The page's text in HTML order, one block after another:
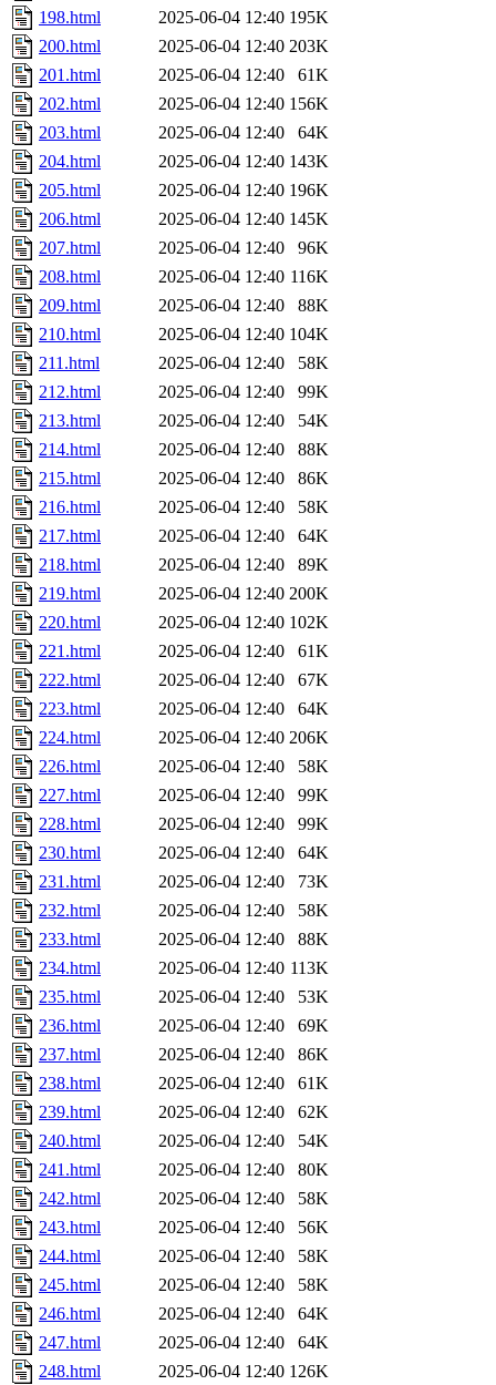
198.html
2025-06-04 12:40 195K
200.html
2025-06-04 12:40 203K
201.html
2025-06-04 12:40
61K
202.html
2025-06-04 12:40 156K
203.html
2025-06-04 12:40
64K
204.html
2025-06-04 12:40 143K
205.html
2025-06-04 12:40 196K
206.html
2025-06-04 12:40 145K
207.html
2025-06-04 12:40
96K
208.html
2025-06-04 12:40 116K
209.html
2025-06-04 12:40
88K
210.html
2025-06-04 12:40 104K
211.html
2025-06-04 12:40
58K
212.html
2025-06-04 12:40
99K
213.html
2025-06-04 12:40
54K
214.html
2025-06-04 12:40
88K
215.html
2025-06-04 12:40
86K
216.html
2025-06-04 12:40
58K
217.html
2025-06-04 12:40
64K
218.html
2025-06-04 12:40
89K
219.html
2025-06-04 12:40 200K
220.html
2025-06-04 12:40 102K
221.html
2025-06-04 12:40
61K
222.html
2025-06-04 12:40
67K
223.html
2025-06-04 12:40
64K
224.html
2025-06-04 12:40 206K
226.html
2025-06-04 12:40
58K
227.html
2025-06-04 12:40
99K
228.html
2025-06-04 12:40
99K
230.html
2025-06-04 12:40
64K
231.html
2025-06-04 12:40
73K
232.html
2025-06-04 12:40
58K
233.html
2025-06-04 12:40
88K
234.html
2025-06-04 12:40 113K
235.html
2025-06-04 12:40
53K
236.html
2025-06-04 12:40
69K
237.html
2025-06-04 12:40
86K
238.html
2025-06-04 12:40
61K
239.html
2025-06-04 12:40
62K
240.html
2025-06-04 12:40
54K
241.html
2025-06-04 12:40
80K
242.html
2025-06-04 12:40
58K
243.html
2025-06-04 12:40
56K
244.html
2025-06-04 12:40
58K
245.html
2025-06-04 12:40
58K
246.html
2025-06-04 12:40
64K
247.html
2025-06-04 12:40
64K
248.html
2025-06-04 12:40 126K